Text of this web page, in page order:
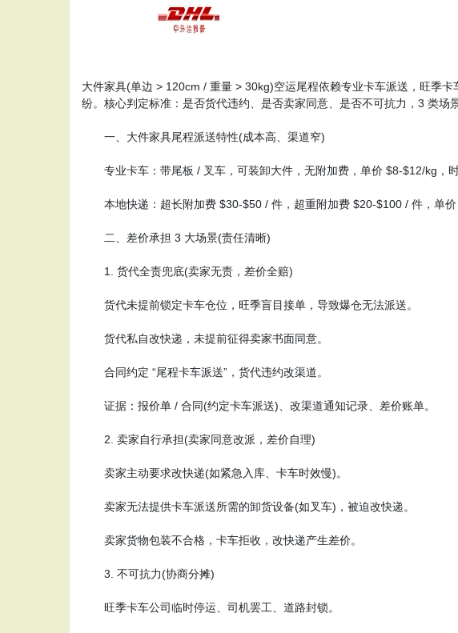
大件家具(单边 > 120cm / 重量 > 30kg)空运尾程依赖专业卡车派送，旺季
纷。核心判定标准：是否货代违约、是否卖家同意、是否不可抗力，3 类场
一、大件家具尾程派送特性(成本高、渠道窄)
专业卡车：带尾板 / 叉车，可装卸大件，无附加费，单价 $8-$12/kg，时
本地快递：超长附加费 $30-$50 / 件，超重附加费 $20-$100 / 件，单价
二、差价承担 3 大场景(责任清晰)
1. 货代全责兜底(卖家无责，差价全赔)
货代未提前锁定卡车仓位，旺季盲目接单，导致爆仓无法派送。
货代私自改快递，未提前征得卖家书面同意。
合同约定 “尾程卡车派送”，货代违约改渠道。
证据：报价单 / 合同(约定卡车派送)、改渠道通知记录、差价账单。
2. 卖家自行承担(卖家同意改派，差价自理)
卖家主动要求改快递(如紧急入库、卡车时效慢)。
卖家无法提供卡车派送所需的卸货设备(如叉车)，被迫改快递。
卖家货物包装不合格，卡车拒收，改快递产生差价。
3. 不可抗力(协商分摊)
旺季卡车公司临时停运、司机罢工、道路封锁。